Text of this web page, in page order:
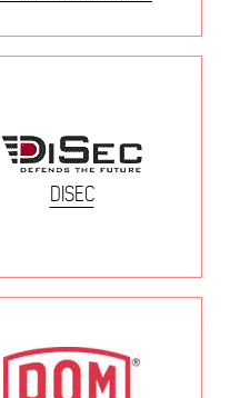
DISEC